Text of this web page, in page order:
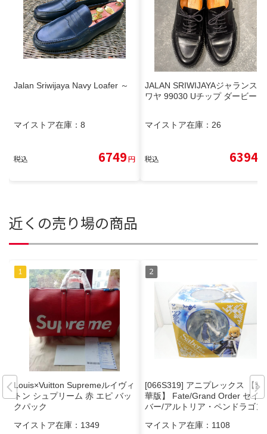
Jalan Sriwijaya Navy Loafer ～
マイストア在庫： 8
税込 6749円
JALAN SRIWIJAYAジャランスリ
ワヤ 99030 Uチップ ダービー
マイストア在庫： 26
税込 6394
近くの売り場の商品
Louis×Vuitton Supremeルイヴィ
トン シュプリーム 赤 エピ バッ
クパック
マイストア在庫： 1349
[066S319] アニプレックス 【豪
華版】 Fate/Grand Order セイ
バー/アルトリア・ペンドラゴン
品 / フェイト
マイストア在庫： 1108